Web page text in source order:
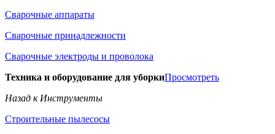
Сварочные аппараты
Сварочные принадлежности
Сварочные электроды и проволока
Техника и оборудование для уборкиПросмотреть
Назад к Инструменты
Строительные пылесосы